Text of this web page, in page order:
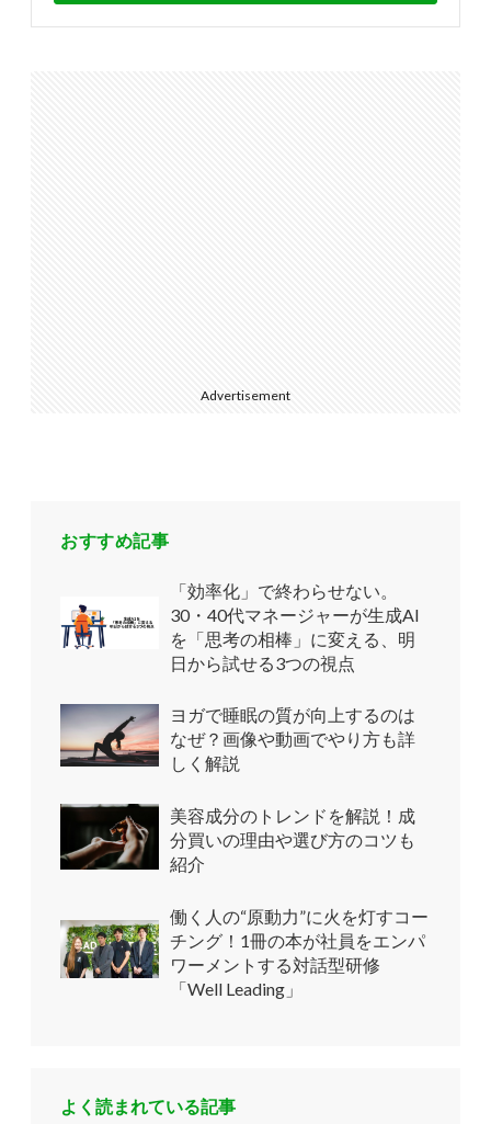
Advertisement
おすすめ記事
「効率化」で終わらせない。
30・40代マネージャーが生成AI
を「思考の相棒」に変える、明
日から試せる3つの視点
ヨガで睡眠の質が向上するのは
なぜ？画像や動画でやり方も詳
しく解説
美容成分のトレンドを解説！成
分買いの理由や選び方のコツも
紹介
働く人の“原動力”に火を灯すコー
チング！1冊の本が社員をエンパ
ワーメントする対話型研修
「Well Leading」
よく読まれている記事